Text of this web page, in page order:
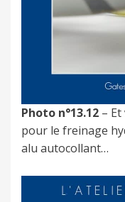
Photo n°13.12 –
pour le freinage
alu autocollant…